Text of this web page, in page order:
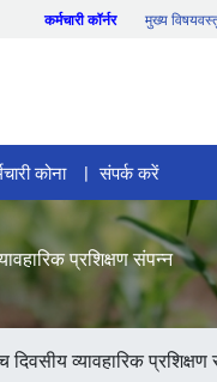
कर्मचारी कॉर्नर मुख्य
कोना संपर्क करें
प्रशिक्षण संपन्न
व्यावहारिक प्रशिक्षण